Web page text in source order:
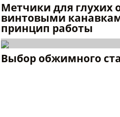
Метчики для глухих
винтовыми
принцип работы
Выбор обжимного